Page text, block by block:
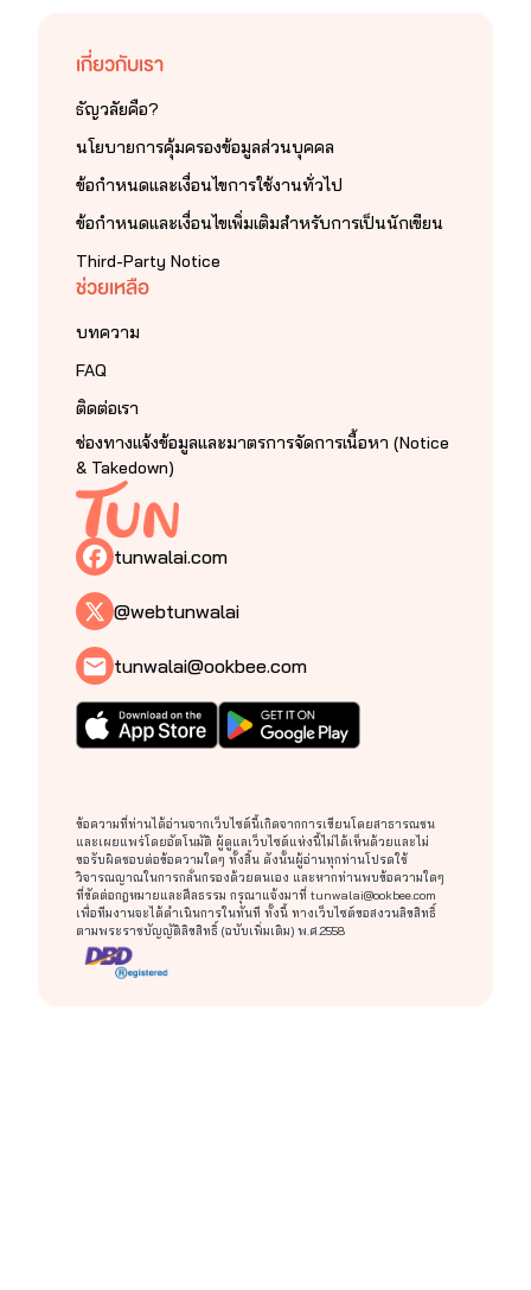
เกี่ยวกับเรา
ธัญวลัยคือ?
นโยบายการคุ้มครองข้อมูลส่วนบุคคล
ข้อกำหนดและเงื่อนไขการใช้งานทั่วไป
ข้อกำหนดและเงื่อนไขเพิ่มเติมสำหรับการเป็นนักเขียน
Third-Party Notice
ช่วยเหลือ
บทความ
FAQ
ติดต่อเรา
ช่องทางแจ้งข้อมูลและมาตรการจัดการเนื้อหา (Notice
& Takedown)
tunwalai.com
@webtunwalai
tunwalai@ookbee.com
ข้อความที่ท่านได้อ่านจากเว็บไซต์นี้เกิดจากการเขียนโดยสาธารณชน
และเผยแพร่โดยอัตโนมัติ ผู้ดูแลเว็บไซต์แห่งนี้ไม่ได้เห็นด้วยและไม่
ขอรับผิดชอบต่อข้อความใดๆ ทั้งสิ้น ดังนั้นผู้อ่านทุกท่านโปรดใช้
วิจารณญาณในการกลั่นกรองด้วยตนเอง และหากท่านพบข้อความใดๆ
ที่ขัดต่อกฎหมายและศีลธรรม กรุณาแจ้งมาที่ tunwalai@ookbee.com
เพื่อทีมงานจะได้ดำเนินการในทันที ทั้งนี้ ทางเว็บไซต์ขอสงวนลิขสิทธิ์
ตามพระราชบัญญัติลิขสิทธิ์ (ฉบับเพิ่มเติม) พ.ศ.2558